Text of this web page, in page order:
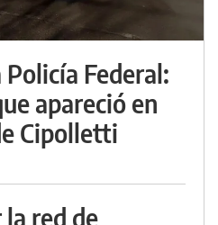
Federal:
apareció en
Cipolletti
la red de